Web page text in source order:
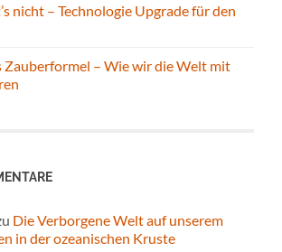
nicht – Technologie Upgrade für den
Zauberformel – Wie wir die Welt mit
Die Verborgene Welt auf unserem
in der ozeanischen Kruste